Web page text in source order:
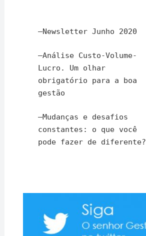
–Newsletter Junho 2020
–Análise Custo-Volume-
Lucro. Um olhar
obrigatório para a boa
gestão
–Mudanças e desafios
constantes: o que você
pode fazer de diferente?